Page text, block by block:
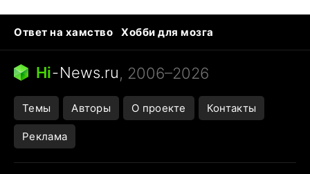
Ответ на хамство
Хобби для мозга
Бензин 100 и 95
Тунцы в океанариуме
Следующая пандемия
Hi-News.ru, 2006–2026
Темы Авторы О проекте Контакты
Реклама